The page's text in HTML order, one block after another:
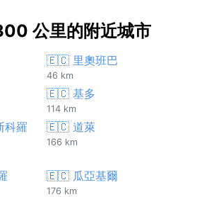
公里的附近城市
🇪🇨 里奧班巴
46 km
🇪🇨 基多
114 km
羅
🇪🇨 道萊
166 km
🇪🇨 瓜亞基爾
176 km